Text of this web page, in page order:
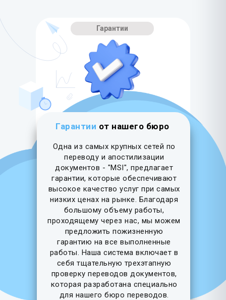
Гарантии от нашего бюро
Одна из самых крупных сетей по
переводу и апостилизации
документов - "MSI", предлагает
гарантии, которые обеспечивают
высокое качество услуг при самых
низких ценах на рынке. Благодаря
большому объему работы,
проходящему через нас, мы можем
предложить пожизненную
гарантию на все выполненные
работы. Наша система включает в
себя тщательную трехэтапную
проверку переводов документов,
которая разработана специально
для нашего бюро переводов.
Гарантии